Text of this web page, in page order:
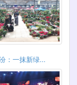
：一抹新绿...